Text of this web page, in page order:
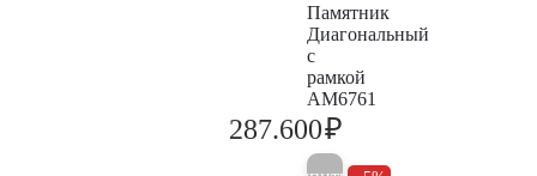
Памятник
Диагональный
с
рамкой
AM6761
287.600₽